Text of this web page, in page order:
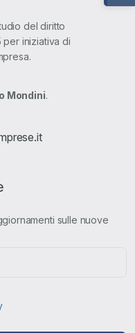
del diritto
per iniziativa di
Mondini.
sulle nuove